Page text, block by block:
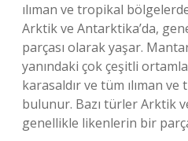
ılıman ve tropikal
Arktik ve Antarktika’da,
parçası olarak yaşar.
yanındaki çok çeşitli
karasaldır ve tüm ılıman
bulunur. Bazı türler Arktik
genellikle likenlerin bir